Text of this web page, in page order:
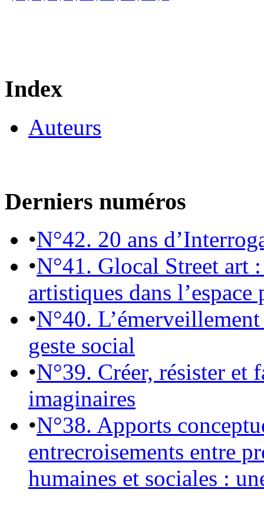
Index
Auteurs
Derniers numéros
•N°42. 20 ans
•N°41. Glocal Street art
artistiques dans l’espace
•N°40.
geste social
•N°39. Créer, résister et
imaginaires
•N°38. Apports
entrecroisements entre
humaines et sociales :